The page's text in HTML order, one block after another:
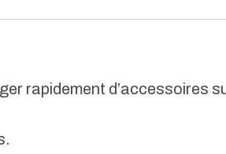
rapidement d’accessoires